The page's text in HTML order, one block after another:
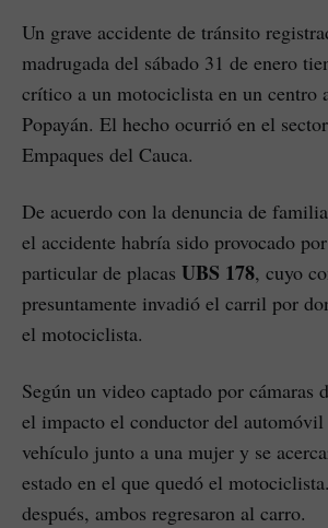
Un grave accidente de tránsito
madrugada del sábado 31 de enero
crítico a un motociclista en un centro
Popayán. El hecho ocurrió en el
Empaques del Cauca.
De acuerdo con la denuncia de
el accidente habría sido provocado
particular de placas UBS 178, cuyo
presuntamente invadió el carril por
el motociclista.
Según un video captado por cámaras
el impacto el conductor del automóvil
vehículo junto a una mujer y se
estado en el que quedó el
después, ambos regresaron al carro.